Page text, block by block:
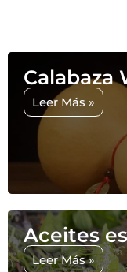
Calabaza
Leer Más »
Aceites
Leer Más »